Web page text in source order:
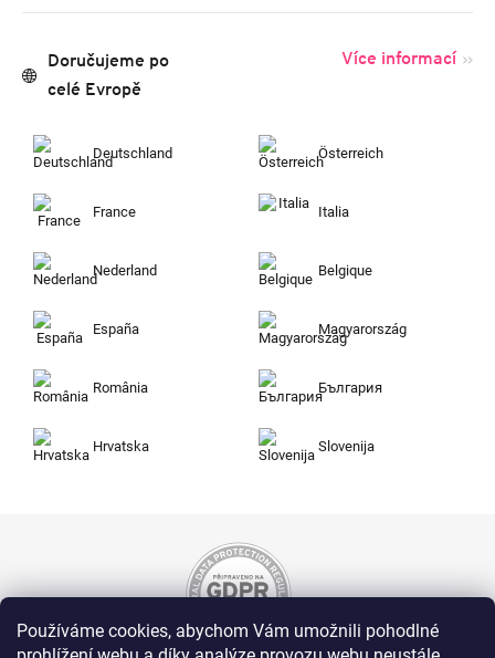
Používáme cookies, abychom Vám umožnili pohodlné
Doručujeme po
celé Evropě
Více informací
Deutschland Österreich
France Italia
Nederland Belgique
España Magyarország
România България
Hrvatska Slovenija